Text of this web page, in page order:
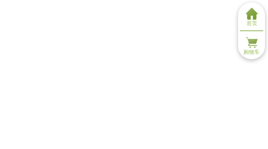
首页
购物车